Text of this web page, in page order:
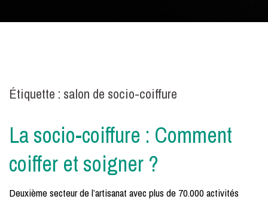
Étiquette : salon de socio-coiffure
La socio-coiffure : Comment
coiffer et soigner ?
Deuxième secteur de l’artisanat avec plus de 70.000 activités